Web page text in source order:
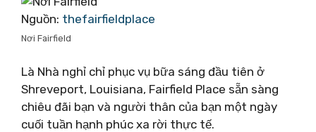
Nguồn: thefairfieldplace
Nơi Fairfield
Là Nhà nghỉ chỉ phục vụ bữa sáng đầu tiên ở
Shreveport, Louisiana, Fairfield Place sẵn sàng
chiêu đãi bạn và người thân của bạn một ngày
cuối tuần hạnh phúc xa rời thực tế.